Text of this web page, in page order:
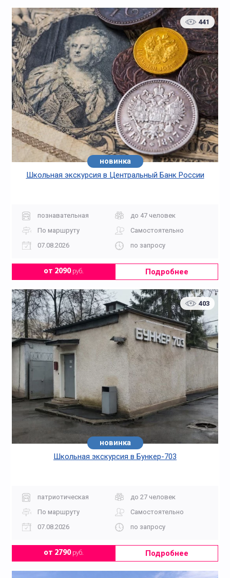
441
новинка
Школьная экскурсия в Центральный Банк России
познавательная
до 47 человек
По маршруту
Самостоятельно
07.08.2026
по запросу
от 2090руб. Подробнее
403
новинка
Школьная экскурсия в Бункер-703
патриотическая
до 27 человек
По маршруту
Самостоятельно
07.08.2026
по запросу
от 2790руб. Подробнее